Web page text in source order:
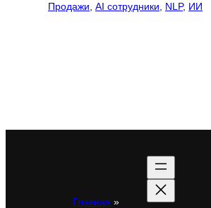
Продажи AI сотрудники NLP, ИИ
Главная »